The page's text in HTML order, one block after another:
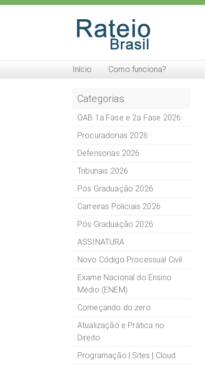
Início Como funciona?
Categorias
OAB 1a Fase e 2a Fase 2026
Procuradorias 2026
Defensorias 2026
Tribunais 2026
Pós Graduação 2026
Carreiras Policiais 2026
Pós Graduação 2026
ASSINATURA
Novo Código Processual Civil
Exame Nacional do Ensino
Médio (ENEM)
Começando do zero
Atualização e Prática no
Direito
Programação | Sites | Cloud